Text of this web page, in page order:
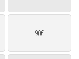
90€